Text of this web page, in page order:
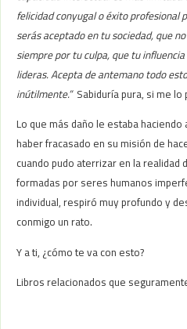
felicidad conyugal o éxito profesional
serás aceptado en tu sociedad, que
siempre por tu culpa, que tu
lideras. Acepta de antemano todo
inútilmente.” Sabiduría pura, si me lo
Lo que más daño le estaba
haber fracasado en su misión de
cuando pudo aterrizar en la realidad
formadas por seres humanos
individual, respiró muy profundo y
conmigo un rato.
Y a ti, ¿cómo te va con esto?
Libros relacionados que